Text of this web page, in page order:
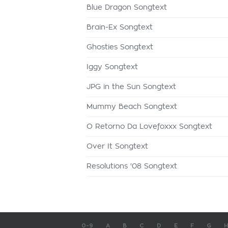
Blue Dragon Songtext
Brain-Ex Songtext
Ghosties Songtext
Iggy Songtext
JPG in the Sun Songtext
Mummy Beach Songtext
O Retorno Da Lovefoxxx Songtext
Over It Songtext
Resolutions '08 Songtext
0-9 A B C D E F G H